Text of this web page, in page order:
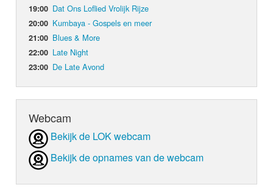
19:00 Dat Ons Loflied Vrolijk Rijze
20:00 Kumbaya - Gospels en meer
21:00 Blues & More
22:00 Late Night
23:00 De Late Avond
Webcam
Bekijk de LOK webcam
Bekijk de opnames van de webcam